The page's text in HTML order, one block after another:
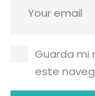
Guarda mi
este